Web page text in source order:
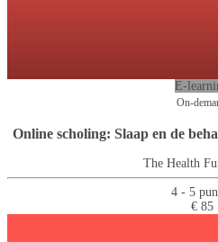
E-
On-
Online scholing: Slaap en de
The Health
4 - 5
€ 85